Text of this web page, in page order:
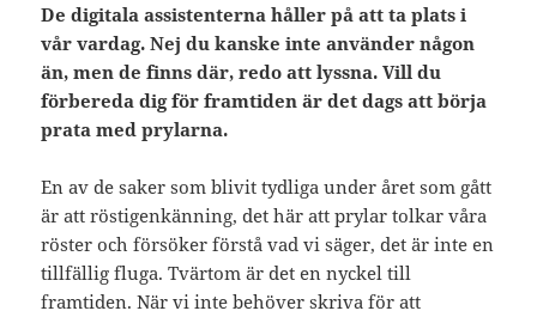
De digitala assistenterna håller på att ta plats i
vår vardag. Nej du kanske inte använder någon
än, men de finns där, redo att lyssna. Vill du
förbereda dig för framtiden är det dags att börja
prata med prylarna.
En av de saker som blivit tydliga under året som gått
är att röstigenkänning, det här att prylar tolkar våra
röster och försöker förstå vad vi säger, det är inte en
tillfällig fluga. Tvärtom är det en nyckel till
framtiden. När vi inte behöver skriva för att